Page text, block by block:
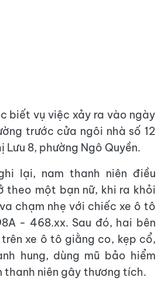
biết vụ việc xảy ra vào ngày
trước cửa ngôi nhà số 12
Lưu 8, phường Ngô Quyền.
lại, nam thanh niên điều
theo một bạn nữ, khi ra khỏi
chạm nhẹ với chiếc xe ô tô
- 468.xx. Sau đó, hai bên
xe ô tô giằng co, kẹp cổ,
hung, dùng mũ bảo hiểm
thanh niên gây thương tích.